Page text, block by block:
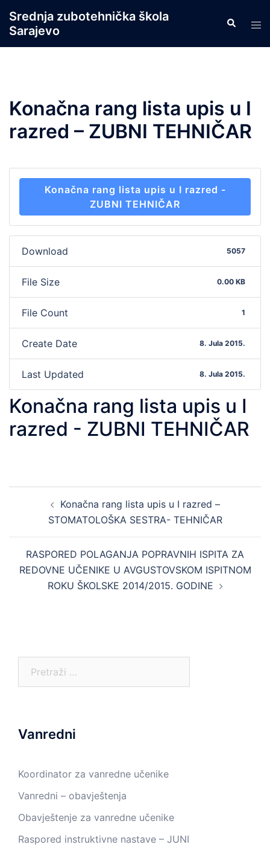
content
Srednja zubotehnička škola
Sarajevo
Search
Konačna rang lista upis u I
razred – ZUBNI TEHNIČAR
Konačna rang lista upis u I razred -
ZUBNI TEHNIČAR
Download 5057
File Size 0.00 KB
File Count 1
Create Date 8. Jula 2015.
Last Updated 8. Jula 2015.
Konačna rang lista upis u I
razred - ZUBNI TEHNIČAR
navigationKonačna rang lista upis u I razred –
STOMATOLOŠKA SESTRA- TEHNIČAR
RASPORED POLAGANJA POPRAVNIH ISPITA ZA
REDOVNE UČENIKE U AVGUSTOVSKOM ISPITNOM
ROKU ŠKOLSKE 2014/2015. GODINE
Vanredni
Koordinator za vanredne učenike
Vanredni – obavještenja
Obavještenje za vanredne učenike
Raspored instruktivne nastave – JUNI